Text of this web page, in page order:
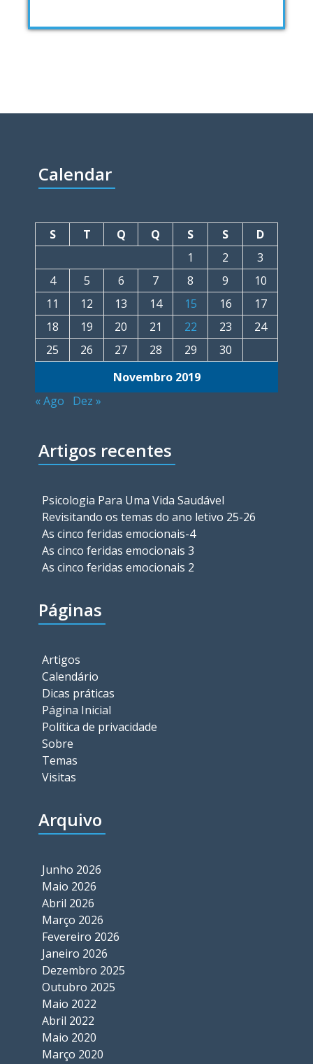
Calendar
Novembro 2019
S T Q Q S S
D
1
2
3
4
5 6 7 8 9
10
11
12 13 14 15 16
17
18
19 20 21 22 23
24
25
26 27 28 29 30
« Ago Dez »
Artigos recentes
Psicologia Para Uma Vida Saudável
Revisitando os temas do ano letivo 25-26
As cinco feridas emocionais-4
As cinco feridas emocionais 3
As cinco feridas emocionais 2
Páginas
Artigos
Calendário
Dicas práticas
Página Inicial
Política de privacidade
Sobre
Temas
Visitas
Arquivo
Junho 2026
Maio 2026
Abril 2026
Março 2026
Fevereiro 2026
Janeiro 2026
Dezembro 2025
Outubro 2025
Maio 2022
Abril 2022
Maio 2020
Março 2020